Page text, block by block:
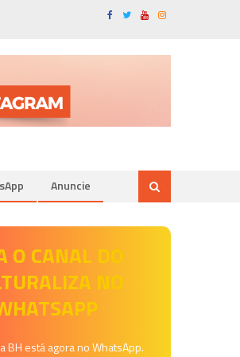
Anuncie
O CANAL DO
NO
BH está agora no WhatsApp.